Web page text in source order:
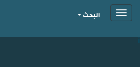
i
Toggleالبحث